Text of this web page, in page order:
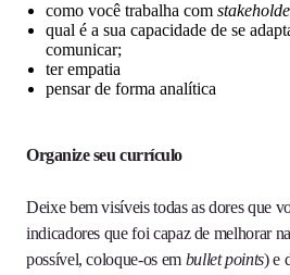
como você trabalha com
qual é a sua capacidade de se
comunicar;
ter empatia
pensar de forma analítica
Organize seu currículo
Deixe bem visíveis todas as dores que
indicadores que foi capaz de melhorar
possível, coloque-os em bullet points) e